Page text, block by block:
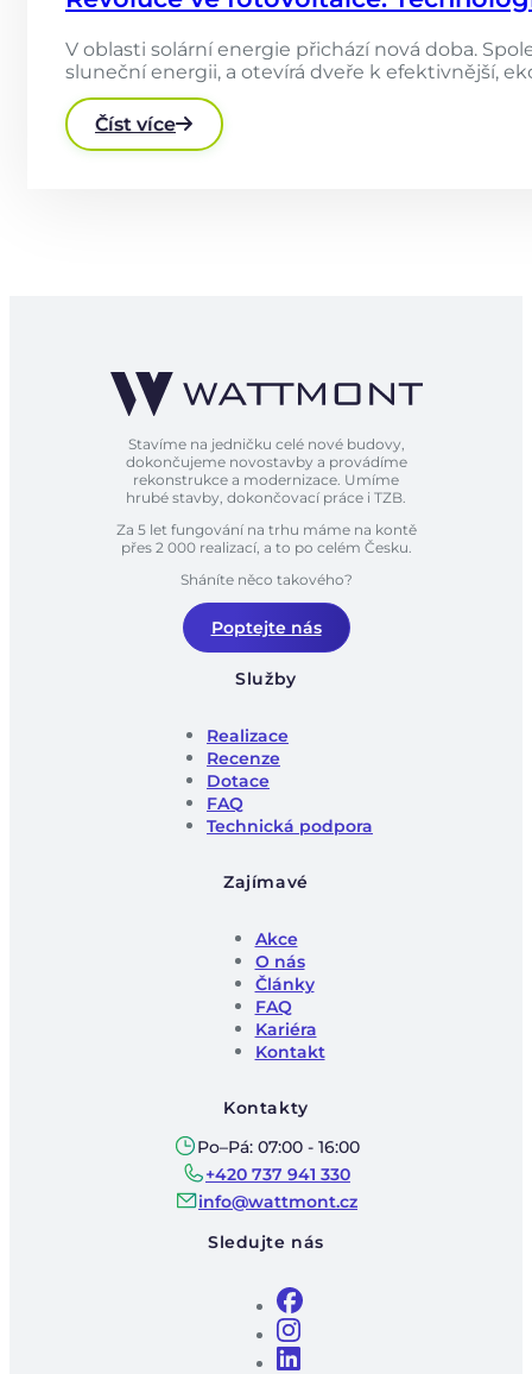
V oblasti solární energie přichází nová doba.
sluneční energii, a otevírá dveře k efektivnější,
Číst více
Stavíme na jedničku celé nové budovy,
dokončujeme novostavby a provádíme
rekonstrukce a modernizace. Umíme
hrubé stavby, dokončovací práce i TZB.
Za 5 let fungování na trhu máme na kontě
přes 2 000 realizací, a to po celém Česku.
Sháníte něco takového?
Poptejte nás
Služby
Realizace
Recenze
Dotace
FAQ
Technická podpora
Zajímavé
Akce
O nás
Články
FAQ
Kariéra
Kontakt
Kontakty
Po–Pá: 07:00 - 16:00
+420 737 941 330
info@wattmont.cz
Sledujte nás